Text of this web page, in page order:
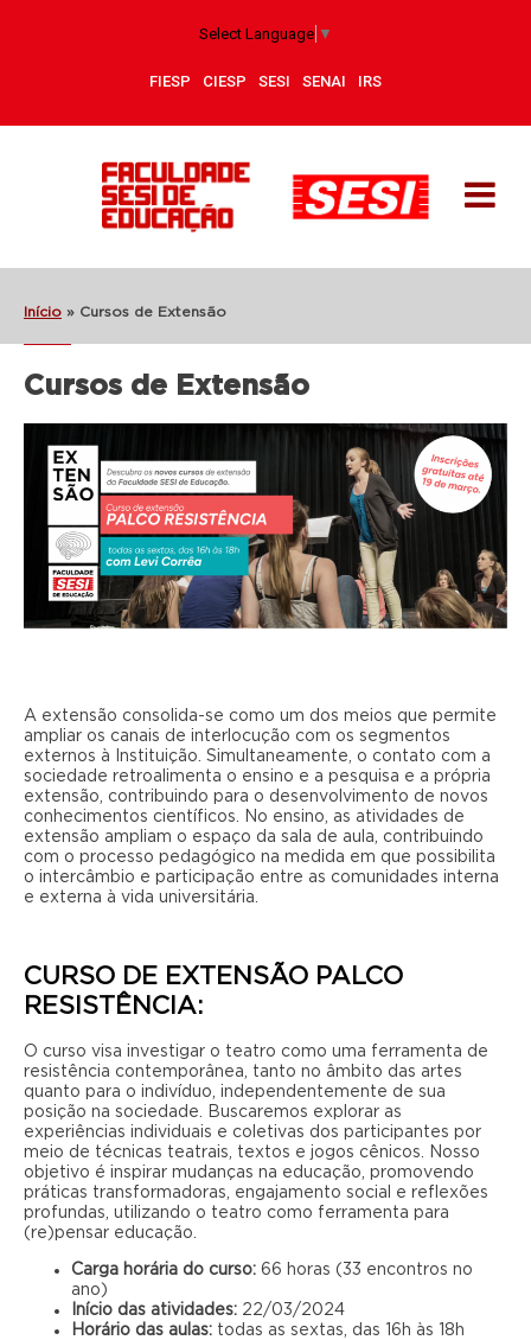
Select Language ▼
FIESP CIESP SESI SENAI IRS
Início » Cursos de Extensão
Cursos de Extensão
A extensão consolida-se como um dos meios que permite
ampliar os canais de interlocução com os segmentos
externos à Instituição. Simultaneamente, o contato com a
sociedade retroalimenta o ensino e a pesquisa e a própria
extensão, contribuindo para o desenvolvimento de novos
conhecimentos científicos. No ensino, as atividades de
extensão ampliam o espaço da sala de aula, contribuindo
com o processo pedagógico na medida em que possibilita
o intercâmbio e participação entre as comunidades interna
e externa à vida universitária.
CURSO DE EXTENSÃO PALCO
RESISTÊNCIA:
O curso visa investigar o teatro como uma ferramenta de
resistência contemporânea, tanto no âmbito das artes
quanto para o indivíduo, independentemente de sua
posição na sociedade. Buscaremos explorar as
experiências individuais e coletivas dos participantes por
meio de técnicas teatrais, textos e jogos cênicos. Nosso
objetivo é inspirar mudanças na educação, promovendo
práticas transformadoras, engajamento social e reflexões
profundas, utilizando o teatro como ferramenta para
(re)pensar educação.
Carga horária do curso: 66 horas (33 encontros no
ano)
Início das atividades: 22/03/2024
Horário das aulas: todas as sextas, das 16h às 18h